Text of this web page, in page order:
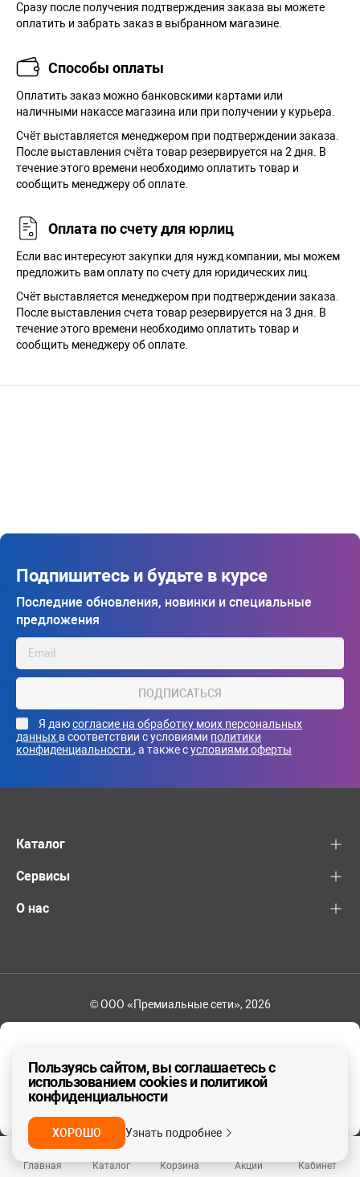
Главная Каталог Корзина Акции Кабинет
ДА, ВЕРНО
Сразу после получения подтверждения заказа вы можете
оплатить и забрать заказ в выбранном магазине.
Способы оплаты
Оплатить заказ можно банковскими картами или
наличными накассе магазина или при получении у курьера.
Cчёт выставляется менеджером при подтверждении заказа.
После выставления счёта товар резервируется на 2 дня. В
течение этого времени необходимо оплатить товар и
сообщить менеджеру об оплате.
Оплата по счету для юрлиц
Если вас интересуют закупки для нужд компании, мы можем
предложить вам оплату по счету для юридических лиц.
Счёт выставляется менеджером при подтверждении заказа.
После выставления счета товар резервируется на 3 дня. В
течение этого времени необходимо оплатить товар и
сообщить менеджеру об оплате.
Подпишитесь и будьте в курсе
Последние обновления, новинки и специальные
предложения
ПОДПИСАТЬСЯ
Я даюсогласие на обработку моих персональных
данных в соответствии с условиями политики
конфиденциальности , а также сусловиями оферты
Каталог
Сервисы
О нас
© ООО «Премиальные сети», 2026
Пользуясь сайтом, вы соглашаетесь с
использованием cookies и политикой
конфиденциальности
ХОРОШО Узнать подробнее